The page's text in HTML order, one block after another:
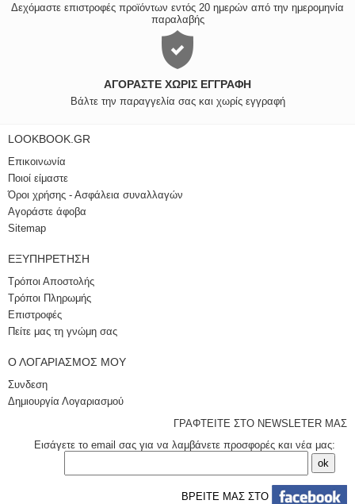
Δεχόμαστε επιστροφές προϊόντων εντός 20 ημερών από την ημερομηνία
παραλαβής
ΑΓΟΡΆΣΤΕ ΧΩΡΊΣ ΕΓΓΡΑΦΉ
Βάλτε την παραγγελία σας και χωρίς εγγραφή
LOOKBOOK.GR
Επικοινωνία
Ποιοί είμαστε
Όροι χρήσης - Ασφάλεια συναλλαγών
Αγοράστε άφοβα
Sitemap
ΕΞΥΠΗΡΈΤΗΣΗ
Τρόποι Αποστολής
Τρόποι Πληρωμής
Επιστροφές
Πείτε μας τη γνώμη σας
Ο ΛΟΓΑΡΙΑΣΜΌΣ ΜΟΥ
Συνδεση
Δημιουργία Λογαριασμού
ΓΡΑΦΤΕΙΤΕ ΣΤΟ NEWSLETER ΜΑΣ
Εισάγετε το email σας για να λαμβάνετε προσφορές και νέα μας:
ΒΡΕΙΤΕ ΜΑΣ ΣΤΟ